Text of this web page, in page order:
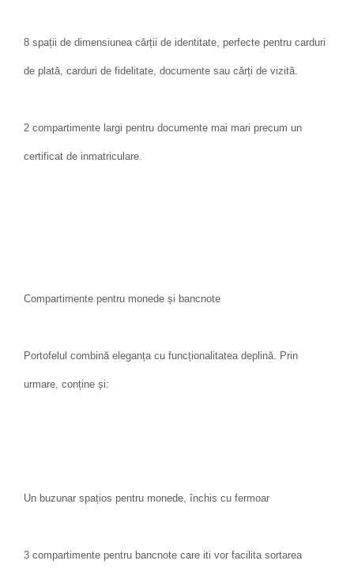
8 spații de dimensiunea cărții de identitate, perfecte pentru carduri
de plată, carduri de fidelitate, documente sau cărți de vizită.
2 compartimente largi pentru documente mai mari precum un
certificat de inmatriculare.
Compartimente pentru monede și bancnote
Portofelul combină eleganța cu funcționalitatea deplină. Prin
urmare, conține și:
Un buzunar spațios pentru monede, închis cu fermoar
3 compartimente pentru bancnote care iti vor facilita sortarea